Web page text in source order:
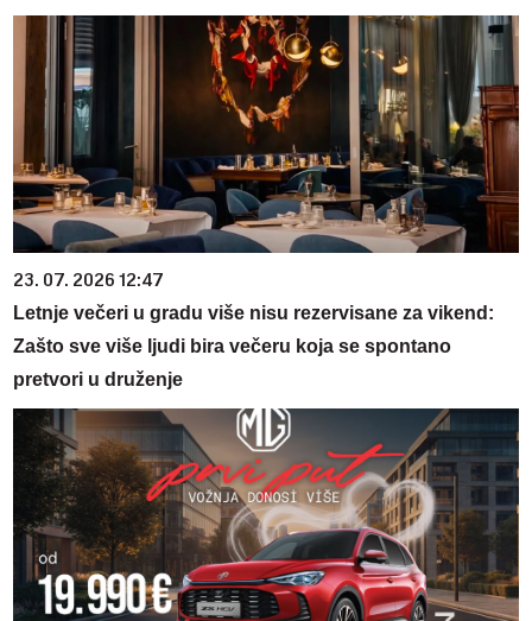
23. 07. 2026 12:47
Letnje večeri u gradu više nisu rezervisane za vikend:
Zašto sve više ljudi bira večeru koja se spontano
pretvori u druženje